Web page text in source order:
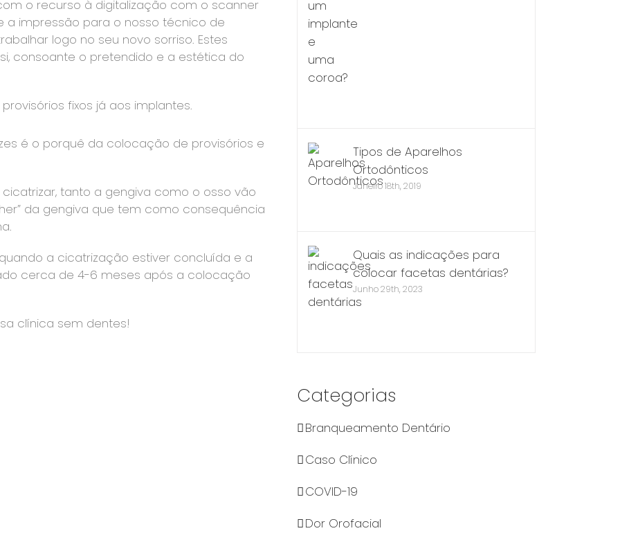
o recurso à digitalização com o scanner
a impressão para o nosso técnico de
logo no seu novo sorriso. Estes
consoante o pretendido e a estética do
fixos já aos implantes.
é o porquê da colocação de provisórios e
tanto a gengiva como o osso vão
da gengiva que tem como consequência
a cicatrização estiver concluída e a
cerca de 4-6 meses após a colocação
clínica sem dentes!
Tipos de Aparelhos
Ortodônticos
Janeiro 18th, 2019
Quais as indicações para
colocar facetas dentárias?
Junho 29th, 2023
Categorias
Branqueamento Dentário
Caso Clínico
COVID-19
Dor Orofacial